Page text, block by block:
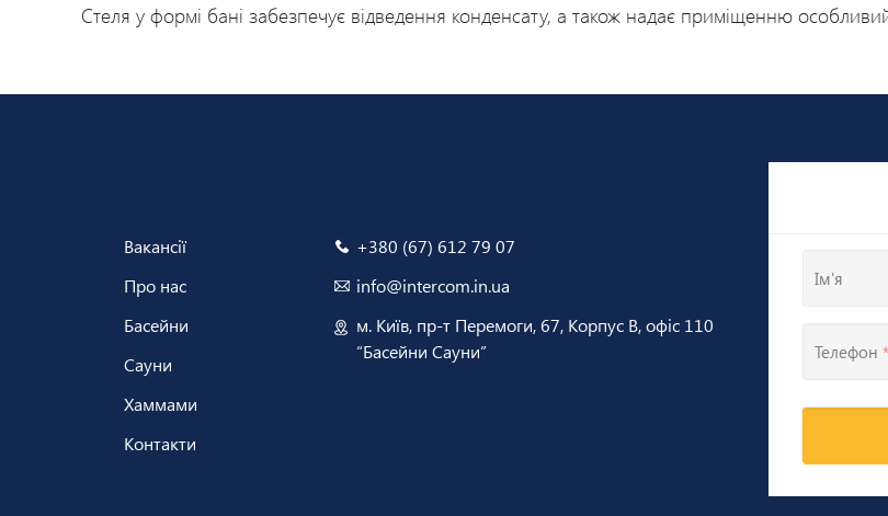
Стеля у формі бані забезпечує відведення конденсату, а також надає приміщенню
Вакансії
Про нас
Басейни
Сауни
Хаммами
Контакти
+380 (67) 612 79 07
info@intercom.in.ua
м. Київ, пр-т Перемоги, 67, Корпус В, офіс 110
“Басейни Сауни”
Ім'я
Телефон *